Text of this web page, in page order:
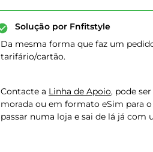
Solução por Fnfitstyle
Da mesma forma que faz um
tarifário/cartão.
Contacte a Linha de Apoio, pode
morada ou em formato eSim para
passar numa loja e sai de lá já com